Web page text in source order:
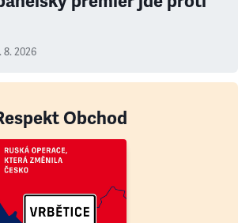
8. 2026
Obchod